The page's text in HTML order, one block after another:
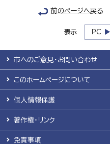
前のページへ戻る
表示 PC
市へのご意見・お問い合わせ
このホームページについて
個人情報保護
著作権・リンク
免責事項